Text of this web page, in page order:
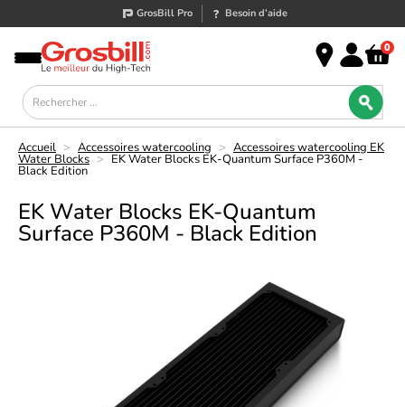
GrosBill Pro Besoin d’aide
0
Accueil > Accessoires watercooling > Accessoires watercooling EK
Water Blocks > EK Water Blocks EK-Quantum Surface P360M -
Black Edition
EK Water Blocks EK-Quantum
Surface P360M - Black Edition